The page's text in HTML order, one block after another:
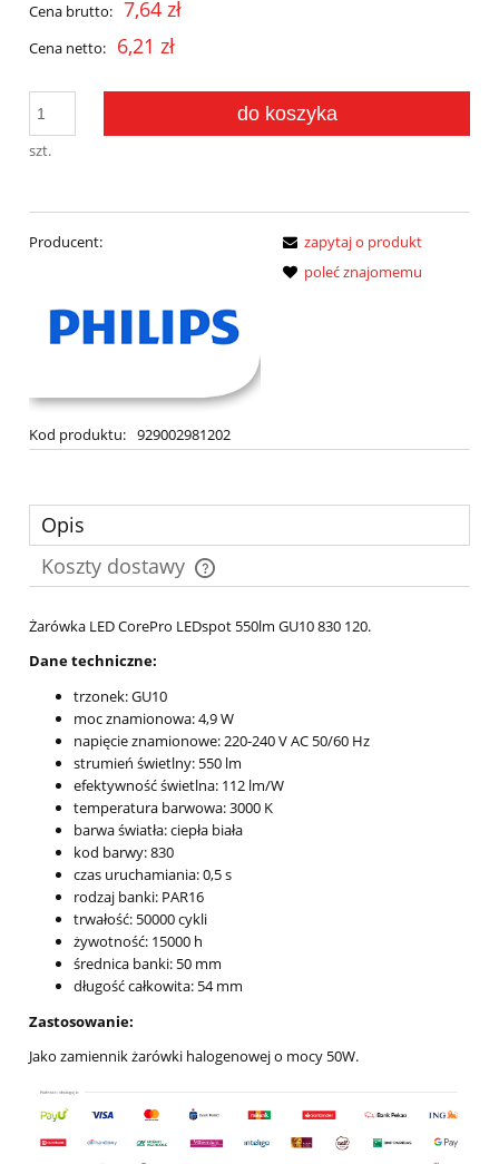
Cena brutto: 7,64 zł
Cena netto: 6,21 zł
szt.
do koszyka
Producent:
Kod produktu: 929002981202
zapytaj o produkt
poleć znajomemu
Opis
Koszty dostawy
Cena nie zawiera ewentualnych kosztów płatności
Żarówka LED CorePro LEDspot 550lm GU10 830 120.
Dane techniczne:
trzonek: GU10
moc znamionowa: 4,9 W
napięcie znamionowe: 220-240 V AC 50/60 Hz
strumień świetlny: 550 lm
efektywność świetlna: 112 lm/W
temperatura barwowa: 3000 K
barwa światła: ciepła biała
kod barwy: 830
czas uruchamiania: 0,5 s
rodzaj banki: PAR16
trwałość: 50000 cykli
żywotność: 15000 h
średnica banki: 50 mm
długość całkowita: 54 mm
Zastosowanie:
Jako zamiennik żarówki halogenowej o mocy 50W.